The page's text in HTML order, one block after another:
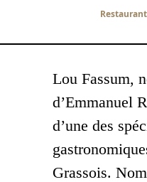
Lou Fassum,
d’Emmanuel
d’une des
Grassois.